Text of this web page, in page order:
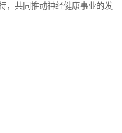
，共同推动神经健康事业的发